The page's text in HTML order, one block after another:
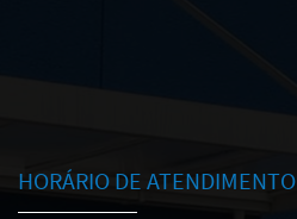
HORÁRIO DE ATENDIMENTO